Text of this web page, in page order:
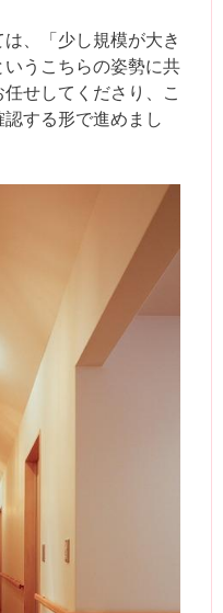
、「少し規模が大き
うこちらの姿勢に共
せしてくださり、こ
する形で進めまし